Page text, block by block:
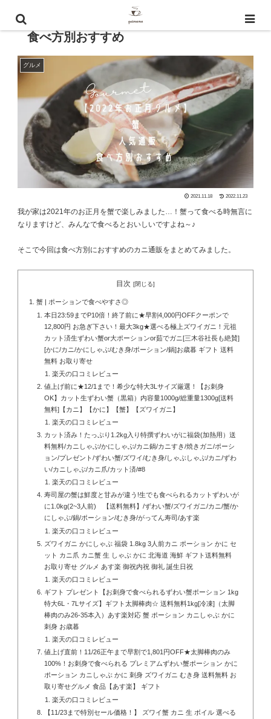
【2022年お正月グルメ】蟹 | 人気通販
食べ方別おすすめ
グルメ
2021.11.18 2022.11.23
我が家は2021年のお正月を蟹で楽しみました…！蟹って食べる時無言に
なりますけど、みんなで食べるとおいしいですよね～♪
そこで今回は食べ方別におすすめのカニ通販をまとめてみました。
目次
蟹 | ポーションで食べやすさ◎
本日23:59までP10倍！終了前に★早割4,000円OFFクーポンで
12,800円 お急ぎ下さい！最大3kg★選べる極上ズワイガニ！元祖
カット済生ずわい蟹or大ポーションor茹でガニ[三木谷社長も絶賛]
[かに/カニ/かにしゃぶ/むき身/ポーション/鍋]お歳暮 ギフト 送料
無料 お取り寄せ
楽天の口コミレビュー
値上げ前に★12/1まで！希少な特大3Lサイズ厳選！【お刺身
OK】カット生ずわい蟹（黒箱）内容量1000g/総重量1300g[送料
無料]【カニ】【かに】【蟹】【ズワイガニ】
楽天の口コミレビュー
カット済み！たっぷり1.2kg入り特撰ずわいがに福袋(加熱用）送
料無料/カニしゃぶ/かにしゃぶ/カニ鍋/カニすき/焼きガニ/ポーシ
ョン/プレゼント/ずわい蟹/ズワイ/むき身/しゃぶしゃぶ/カニ/ずわ
い/カニしゃぶ/カニ爪/カット済/#8
楽天の口コミレビュー
寿司屋の蟹は鮮度と甘みが違う!生でも食べられるカットずわいが
に1.0kg(2~3人前) 【送料無料】/ずわい蟹/ズワイガニ/カニ/蟹/か
にしゃぶ/鍋/ポーション/むき身/がってん寿司/あす楽
楽天の口コミレビュー
ズワイガニ かにしゃぶ 福袋 1.8kg 3人前カニ ポーション かに セ
ット カニ爪 カニ蟹 生 しゃぶ かに 北海道 海鮮 ギフト送料無料
お取り寄せ グルメ あす楽 御祝内祝 御礼 誕生日祝
楽天の口コミレビュー
ギフト プレゼント【お刺身で食べられるずわい蟹ポーション 1kg
特大6L・7Lサイズ】ギフト太脚棒肉☆ 送料無料1kg[冷凍]（太脚
棒肉のみ26-35本入）あす楽対応 蟹 ポーション カニしゃぶ かに
刺身 お歳暮
楽天の口コミレビュー
値上げ直前！11/26正午まで早割で1,801円OFF★太脚棒肉のみ
100%！お刺身で食べられる プレミアムずわい蟹ポーション かに
ポーション カニしゃぶ かに 刺身 ズワイガニ むき身 送料無料 お
取り寄せグルメ 食品【あす楽】 ギフト
楽天の口コミレビュー
【11/23まで特別セール価格！】 ズワイ蟹 カニ 生 ボイル 選べる